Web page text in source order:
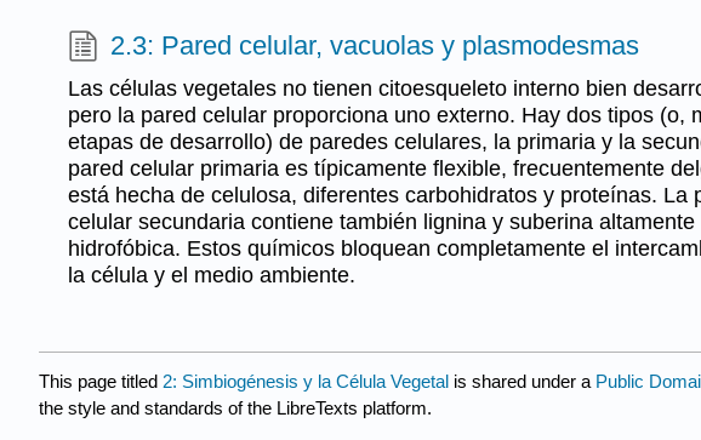
2.3: Pared celular, vacuolas y plasmodesmas
Las células vegetales no tienen citoesqueleto interno bien
pero la pared celular proporciona uno externo. Hay dos tipos (o,
etapas de desarrollo) de paredes celulares, la primaria y la
pared celular primaria es típicamente flexible, frecuentemente
está hecha de celulosa, diferentes carbohidratos y proteínas. La
celular secundaria contiene también lignina y suberina altamente
hidrofóbica. Estos químicos bloquean completamente el
la célula y el medio ambiente.
This page titled 2: Simbiogénesis y la Célula Vegetal is shared under a Public
the style and standards of the LibreTexts platform.